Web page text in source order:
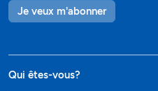
Je veux m'abonner
Qui êtes-vous?